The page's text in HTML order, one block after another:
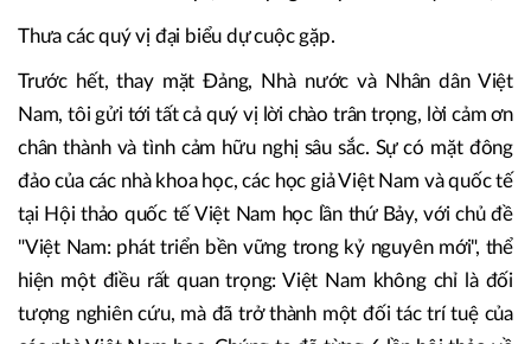
Tổng Bí thư Tô Lâm: Chúng tôi hiểu sâu rằng: hòa bình không tự
nhiên mà có, mà phải trải qua đấu tranh. Hòa bình chỉ bền vững
nếu đi liền với phát triển công bằng, bao trùm, bền vững.
Thưa các nhà khoa học, các học giả Việt Nam và quốc tế,
Thưa các quý vị đại biểu dự cuộc gặp.
Trước hết, thay mặt Đảng, Nhà nước và Nhân dân Việt
Nam, tôi gửi tới tất cả quý vị lời chào trân trọng, lời cảm ơn
chân thành và tình cảm hữu nghị sâu sắc. Sự có mặt đông